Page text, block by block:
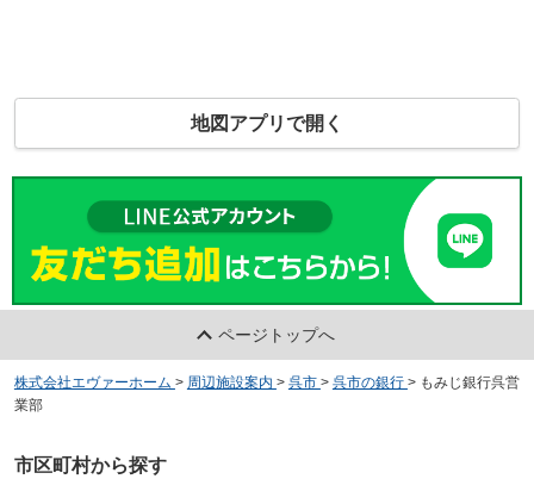
地図アプリで開く
ページトップへ
株式会社エヴァーホーム > 周辺施設案内 > 呉市 > 呉市の銀行 > もみじ銀行呉営
業部
市区町村から探す